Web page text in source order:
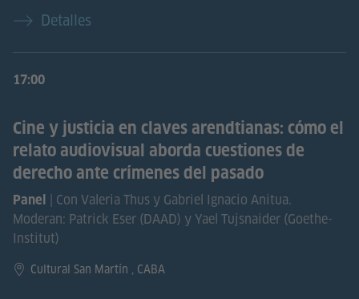
Detalles
17:00
Cine y justicia en claves arendtianas: cómo el
relato audiovisual aborda cuestiones de
derecho ante crímenes del pasado
Panel | Con Valeria Thus y Gabriel Ignacio Anitua.
Moderan: Patrick Eser (DAAD) y Yael Tujsnaider (Goethe-
Institut)
Cultural San Martín , CABA